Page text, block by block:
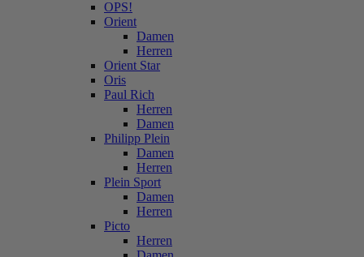
OPS!
Orient
Damen
Herren
Orient Star
Oris
Paul Rich
Herren
Damen
Philipp Plein
Damen
Herren
Plein Sport
Damen
Herren
Picto
Herren